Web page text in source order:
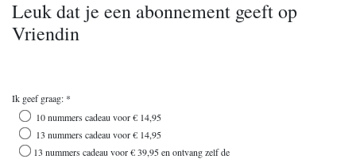
Leuk dat je een abonnement geeft op
Vriendin
Ik geef graag: *
10 nummers cadeau voor € 14,95
13 nummers cadeau voor € 14,95
13 nummers cadeau voor € 39,95 en ontvang zelf de